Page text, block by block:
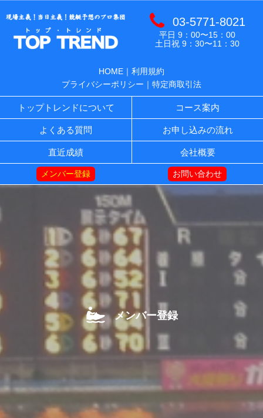
03-5771-8021
平日 9：00〜15：00
土日祝 9：30〜11：30
HOME ｜ 利用規約
プライバシーポリシー ｜ 特定商取引法
トップトレンドについて コース案内
よくある質問 お申し込みの流れ
直近成績 会社概要
メンバー登録 お問い合わせ
メンバー登録